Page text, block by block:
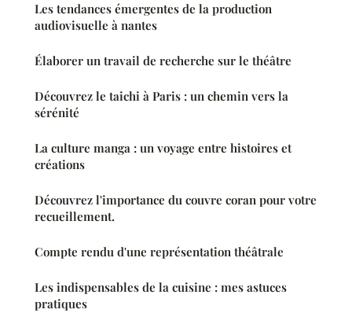
Les tendances émergentes de la production
audiovisuelle à nantes
Élaborer un travail de recherche sur le théâtre
Découvrez le taichi à Paris : un chemin vers la
sérénité
La culture manga : un voyage entre histoires et
créations
Découvrez l'importance du couvre coran pour votre
recueillement.
Compte rendu d'une représentation théâtrale
Les indispensables de la cuisine : mes astuces
pratiques